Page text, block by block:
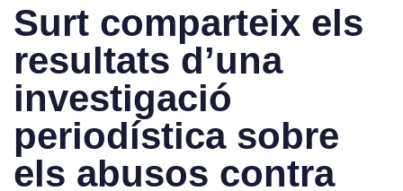
Surt comparteix els
resultats d’una
investigació
periodística sobre
els abusos contra